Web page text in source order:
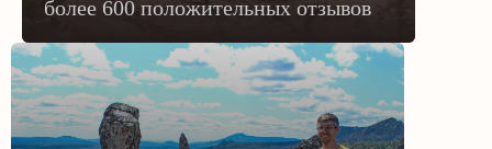
более 600 положительных отзывов